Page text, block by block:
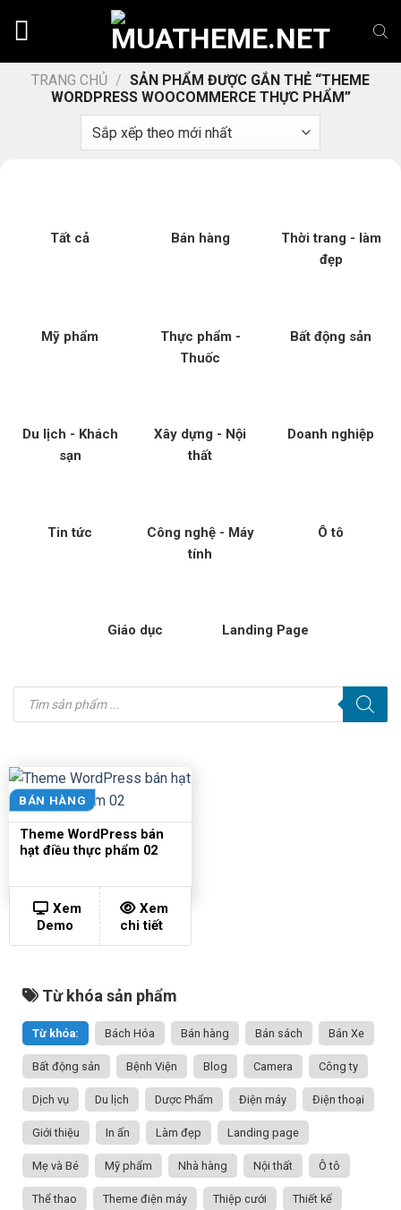
TRANG CHỦ / SẢN PHẨM ĐƯỢC GẮN THẺ “THEME
WORDPRESS WOOCOMMERCE THỰC PHẨM”
Tất cả Bán hàng
Thời trang - làm
đẹp
Mỹ phẩm
Thực phẩm -
Thuốc
Bất động sản
Du lịch - Khách
sạn
Xây dựng - Nội
thất
Doanh nghiệp
Tin tức
Công nghệ - Máy
tính
Ô tô
Giáo dục Landing Page
Tìm
kiếm
sản
BÁN HÀNG
Theme WordPress bán
hạt điều thực phẩm 02
Xem
Demo
Xem
chi tiết
Từ khóa sản phẩm
Từ khóa: Bách Hóa Bán hàng Bán sách Bán Xe
Bất động sản Bệnh Viện Blog Camera Công ty
Dịch vụ Du lịch Dược Phẩm Điện máy Điện thoại
Giới thiệu In ấn Làm đẹp Landing page
Mẹ và Bé Mỹ phẩm Nhà hàng Nội thất Ô tô
Thể thao Theme điện máy Thiệp cưới Thiết kế